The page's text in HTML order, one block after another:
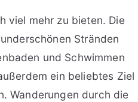
viel mehr zu bieten. Die
Stränden
und Schwimmen
ein beliebtes Ziel
Wanderungen durch die